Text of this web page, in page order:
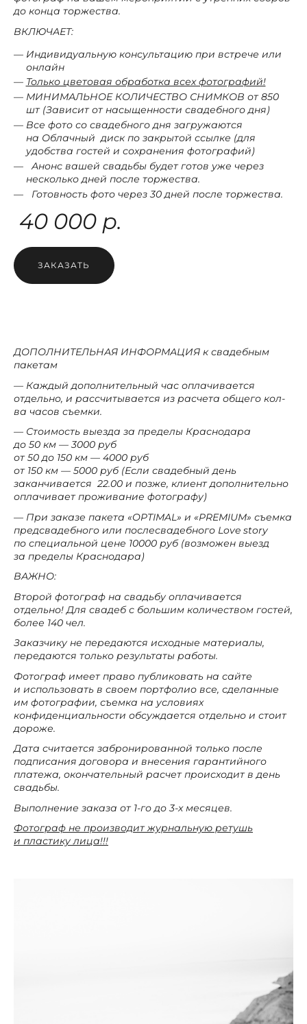
до конца торжества.
ВКЛЮЧАЕТ:
Индивидуальную консультацию при встрече или
онлайн
Только цветовая обработка всех фотографий!
МИНИМАЛЬНОЕ КОЛИЧЕСТВО СНИМКОВ от850
шт (Зависит от насыщенности свадебного дня)
Все фото со свадебного дня загружаются
на Облачный диск по закрытой ссылке (для
удобства гостей и сохранения фотографий)
Анонс вашей свадьбы будет готов уже через
несколько дней после торжества.
Готовность фото через 30 дней после торжества.
40 000 р.
ЗАКАЗАТЬ
ДОПОЛНИТЕЛЬНАЯ ИНФОРМАЦИЯ к свадебным
пакетам
— Каждый дополнительный час оплачивается
отдельно, и рассчитывается из расчета общего кол-
ва часов съемки.
— Стоимость выезда за пределы Краснодара
до 50 км — 3000 руб
от 50 до 150 км — 4000 руб
от 150 км — 5000 руб (Если свадебный день
заканчивается 22.00 и позже, клиент дополнительно
оплачивает проживание фотографу)
— При заказе пакета «OPTIMAL» и «PREMIUM» съемка
предсвадебного или послесвадебного Love story
по специальной цене 10000 руб (возможен выезд
за пределы Краснодара)
ВАЖНО:
Второй фотограф на свадьбу оплачивается
отдельно! Для свадеб с большим количеством гостей,
более 140 чел.
Заказчику не передаются исходные материалы,
передаются только результаты работы.
Фотограф имеет право публиковать на сайте
и использовать в своем портфолио все, сделанные
им фотографии, съемка на условиях
конфиденциальности обсуждается отдельно и стоит
дороже.
Дата считается забронированной только после
подписания договора и внесения гарантийного
платежа, окончательный расчет происходит в день
свадьбы.
Выполнение заказа от 1-го до 3-х месяцев.
Фотограф не производит журнальную ретушь
и пластику лица!!!